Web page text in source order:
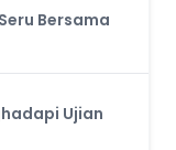
Bersama
Ujian